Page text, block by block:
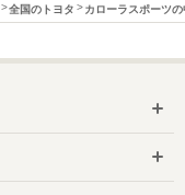
全国のトヨタ カローラスポーツ